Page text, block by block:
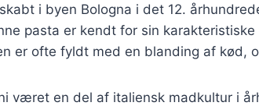
i byen Bologna i det 12.
pasta er kendt for sin
er ofte fyldt med en blanding af kød,
været en del af italiensk madkultur i